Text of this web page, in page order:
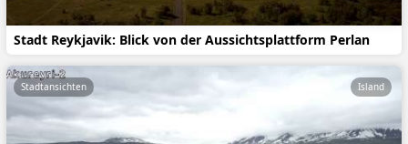
Stadt Reykjavik: Blick von der Aussichtsplattform Perlan
Stadtansichten Island